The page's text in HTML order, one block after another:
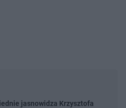
jasnowidza Krzysztofa